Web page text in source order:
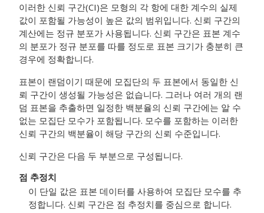
이러한 신뢰 구간(CI)은 모형의 각 항에 대한 계수의 실제
값이 포함될 가능성이 높은 값의 범위입니다. 신뢰 구간의
계산에는 정규 분포가 사용됩니다. 신뢰 구간은 표본 계수
의 분포가 정규 분포를 따를 정도로 표본 크기가 충분히 큰
경우에 정확합니다.
표본이 랜덤이기 때문에 모집단의 두 표본에서 동일한 신
뢰 구간이 생성될 가능성은 없습니다. 그러나 여러 개의 랜
덤 표본을 추출하면 일정한 백분율의 신뢰 구간에는 알 수
없는 모집단 모수가 포함됩니다. 모수를 포함하는 이러한
신뢰 구간의 백분율이 해당 구간의 신뢰 수준입니다.
신뢰 구간은 다음 두 부분으로 구성됩니다.
점 추정치
이 단일 값은 표본 데이터를 사용하여 모집단 모수를 추
정합니다. 신뢰 구간은 점 추정치를 중심으로 합니다.